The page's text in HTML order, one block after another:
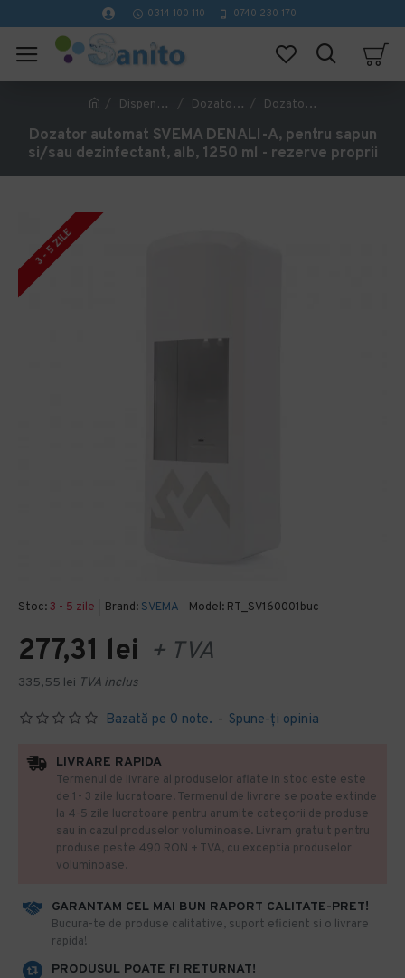
0314 100 110 0740 230 170
Dispensere hartie - Dozatoare Dozatoare Săpun Lichid Dozator automat SVEMA DENALI-A, pentru sapun si/sau dezinfectant, alb, 1250 ml - rezerve proprii
Dozator automat SVEMA DENALI-A, pentru sapun
si/sau dezinfectant, alb, 1250 ml - rezerve proprii
3 - 5 ZILE
Stoc: 3 - 5 zile Brand: SVEMA Model: RT_SV160001buc
Bazată pe 0 note. - Spune-ţi opinia
277,31 lei + TVA
335,55 lei TVA inclus
GARANTAM CEL MAI BUN RAPORT CALITATE-PRET!
​Bucura-te de produse calitative, suport eficient si o livrare
rapida!
PRODUSUL POATE FI RETURNAT!
LIVRARE RAPIDA
Termenul de livrare al produselor aflate in stoc este este
de 1- 3 zile lucratoare. Termenul de livrare se poate extinde
la 4-5 zile lucratoare pentru anumite categorii de produse
sau in cazul produselor voluminoase. Livram gratuit pentru
produse peste 490 RON + TVA, cu exceptia produselor
voluminoase.